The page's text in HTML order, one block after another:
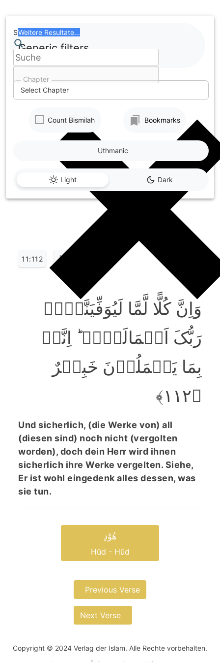
to
content
Chapter
Select Chapter
Search
Weitere Resultate...
Generic filters
Count Bismilah Bookmarks
Light Dark
Uthmanic
11:112
وَاِنَّ کُلًّا لَّمَّا لَیُوَفِّیَنَّہُمۡ
رَبُّکَ اَعۡمَالَہُمۡ ؕ اِنَّہٗ
بِمَا یَعۡمَلُوۡنَ خَبِیۡرٌ
﴿۱۱۲﴾
Und sicherlich, (die Werke von) all
(diesen sind) noch nicht (vergolten
worden), doch dein Herr wird ihnen
sicherlich ihre Werke vergelten. Siehe,
Er ist wohl eingedenk alles dessen, was
sie tun.
ھُوْدِ
Hūd - Hūd
Previous Verse
Next Verse
Copyright © 2024 Verlag der Islam. Alle Rechte vorbehalten.